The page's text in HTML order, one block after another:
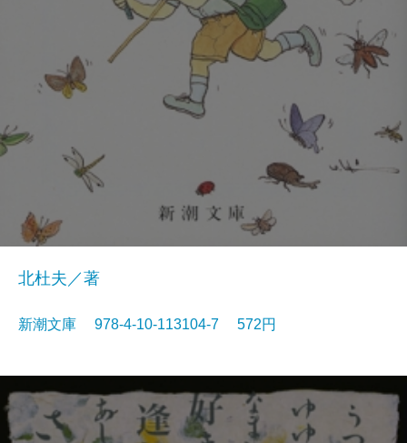
北杜夫／著
新潮文庫 978-4-10-113104-7 572円